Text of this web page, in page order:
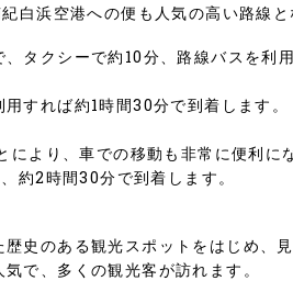
白浜空港への便も人気の高い路線と
タクシーで約10分、路線バスを利
すれば約1時間30分で到着します。
より、車での移動も非常に便利に
約2時間30分で到着します。
史のある観光スポットをはじめ、
で、多くの観光客が訪れます。